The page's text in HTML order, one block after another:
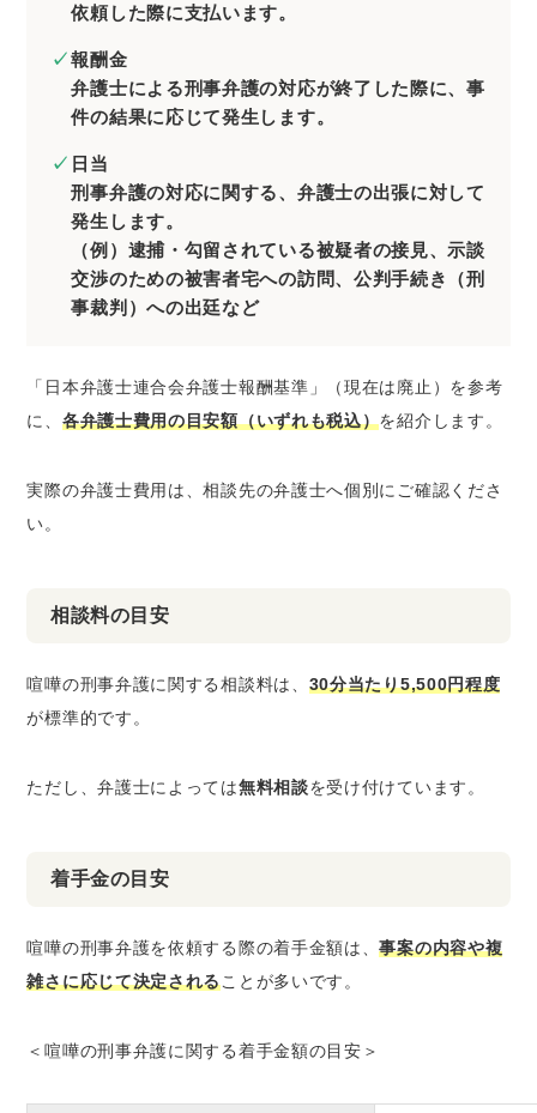
依頼した際に支払います。
報酬金
弁護士による刑事弁護の対応が終了した際に、事
件の結果に応じて発生します。
日当
刑事弁護の対応に関する、弁護士の出張に対して
発生します。
（例）逮捕・勾留されている被疑者の接見、示談
交渉のための被害者宅への訪問、公判手続き（刑
事裁判）への出廷など
「日本弁護士連合会弁護士報酬基準」（現在は廃止）を参考
に、 各弁護士費用の目安額（いずれも税込）を紹介します。
実際の弁護士費用は、相談先の弁護士へ個別にご確認くださ
い。
相談料の目安
喧嘩の刑事弁護に関する相談料は、 30分当たり5,500円程度
が標準的です。
ただし、弁護士によっては無料相談を受け付けています。
着手金の目安
喧嘩の刑事弁護を依頼する際の着手金額は、事案の内容や複
雑さに応じて決定されることが多いです。
＜喧嘩の刑事弁護に関する着手金額の目安＞